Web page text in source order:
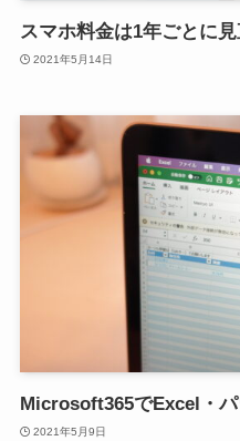
スマホ料金は1年ごとに見
2021年5月14日
Microsoft365でExcel・パ
2021年5月9日